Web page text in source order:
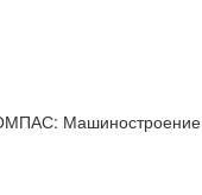
Машиностроение